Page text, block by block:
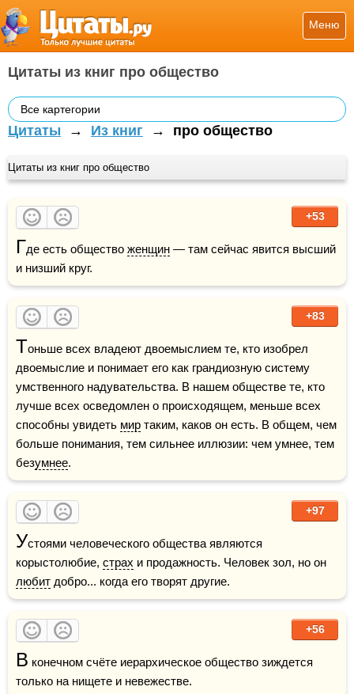
Меню
Цитаты из книг про общество
Все картегории
Цитаты → Из книг → про общество
Цитаты из книг про общество
+53
Где есть общество женщин — там сейчас явится высший
и низший круг.
+83
Тоньше всех владеют двоемыслием те, кто изобрел
двоемыслие и понимает его как грандиозную систему
умственного надувательства. В нашем обществе те, кто
лучше всех осведомлен о происходящем, меньше всех
способны увидеть мир таким, каков он есть. В общем, чем
больше понимания, тем сильнее иллюзии: чем умнее, тем
безумнее.
+97
Устоями человеческого общества являются
корыстолюбие, страх
любит добро... когда его творят другие.
+56
В конечном счёте иерархическое общество зиждется
только на нищете и невежестве.